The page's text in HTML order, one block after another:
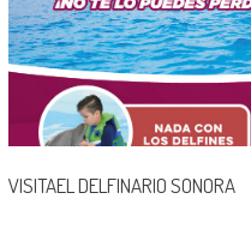
VISITAEL DELFINARIO SONORA